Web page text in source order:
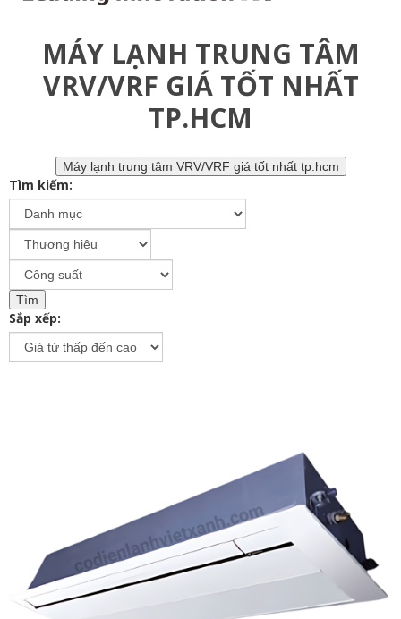
MÁY LẠNH TRUNG TÂM
VRV/VRF GIÁ TỐT NHẤT
TP.HCM
Máy lạnh trung tâm VRV/VRF giá tốt nhất tp.hcm
Tìm kiếm:
Sắp xếp: